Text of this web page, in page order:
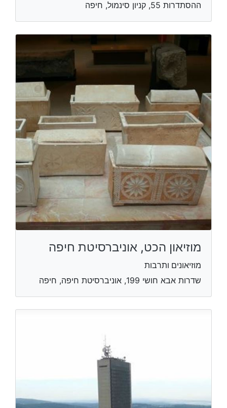
ההסתדרות 55, קניון סינמול, חיפה
מוזיאון הכט, אוניברסיטת חיפה
מוזיאונים ותרבות
שדרות אבא חושי 199, אוניברסיטת חיפה, חיפה